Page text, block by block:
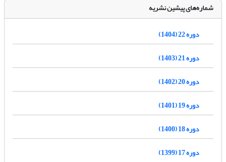
شماره‌های پیشین نشریه
دوره 22 (1404)
دوره 21 (1403)
دوره 20 (1402)
دوره 19 (1401)
دوره 18 (1400)
دوره 17 (1399)